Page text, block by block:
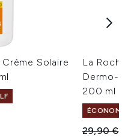
Solaire
La
Dermo-
200 ml
Prix de
29,90 €